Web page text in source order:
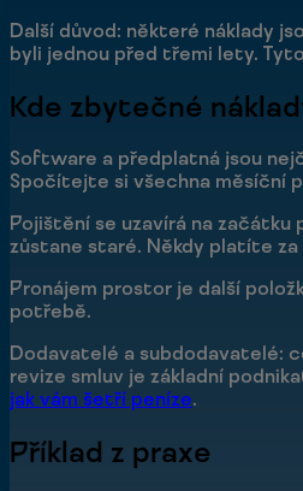
Další důvod: některé náklady
byli jednou před třemi lety.
Kde zbytečné
Software a předplatná jsou
Spočítejte si všechna měsíční
Pojištění se uzavírá na
zůstane staré. Někdy platíte
Pronájem prostor je další
potřebě.
Dodavatelé a subdodavatelé:
revize smluv je základní
jak vám šetří peníze.
Příklad z praxe